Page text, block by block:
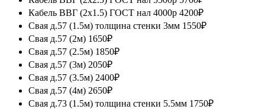
Кабель ВВГ (2х1.5) ГОСТ нал 4000р 4200₽
Свая д.57 (1.5м) толщина стенки 3мм 1550₽
Свая д.57 (2м) 1650₽
Свая д.57 (2.5м) 1850₽
Свая д.57 (3м) 2050₽
Свая д.57 (3.5м) 2400₽
Свая д.57 (4м) 2650₽
Свая д.73 (1.5м) толщина стенки 5.5мм 1750₽